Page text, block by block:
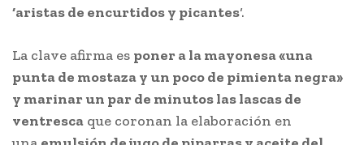
‘aristas de encurtidos y picantes‘.
La clave afirma es poner a la mayonesa «una
punta de mostaza y un poco de pimienta negra»
y marinar un par de minutos las lascas de
ventresca que coronan la elaboración en